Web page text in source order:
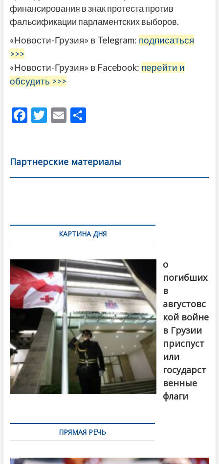
финансирования в знак протеста против
фальсификации парламентских выборов.
«Новости-Грузия» в Telegram: подписаться
>>>
«Новости-Грузия» в Facebook: перейти и
обсудить >>>
F
b
o
T
er
E
l
О
а
в
Партнерские материалы
по
записямКАРТИНА ДНЯ
о
погибших
в
августовс
кой войне
в Грузии
приспуст
или
государст
венные
флаги
ПРЯМАЯ РЕЧЬ